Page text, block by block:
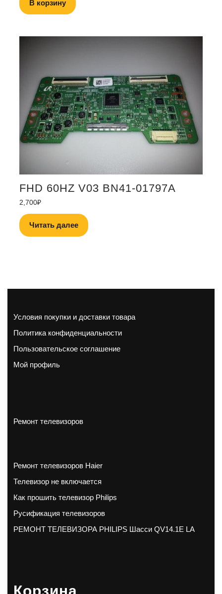
В корзину
FHD 60HZ V03 BN41-01797A
2,700₽
Читать далее
Условия покупки и доставки товара
Политика конфиденциальности
Пользовательское соглашение
Мой профиль
Ремонт телевизоров
Ремонт телевизоров Haier
Телевизор не включается
Как прошить телевизор Philips
Русификация телевизоров
РЕМОНТ ТЕЛЕВИЗОРА PHILIPS Шасси QV14.1E LA
Корзина